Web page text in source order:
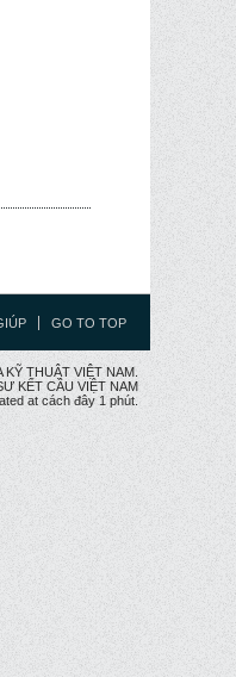
GO TO TOP
THUẬT VIỆT NAM.
KẾT CÂU VIỆT NAM
at cách đây 1 phút.